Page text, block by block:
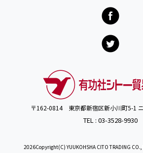
〒162-0814 東京都新宿区新小川町5-1
TEL : 03-3528-9930
2026Copyright(C) YUUKOHSHA CITO TRADING